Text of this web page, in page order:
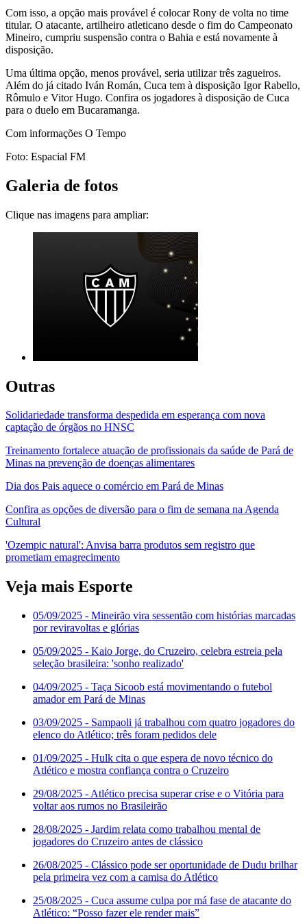
Com isso, a opção mais provável é colocar Rony de volta no time
titular. O atacante, artilheiro atleticano desde o fim do Campeonato
Mineiro, cumpriu suspensão contra o Bahia e está novamente à
disposição.
Uma última opção, menos provável, seria utilizar três zagueiros.
Além do já citado Iván Román, Cuca tem à disposição Igor Rabello,
Rômulo e Vitor Hugo. Confira os jogadores à disposição de Cuca
para o duelo em Bucaramanga.
Com informações O Tempo
Foto: Espacial FM
Galeria de fotos
Clique nas imagens para ampliar:
Outras
Solidariedade transforma despedida em esperança com nova
captação de órgãos no HNSC
Treinamento fortalece atuação de profissionais da saúde de Pará de
Minas na prevenção de doenças alimentares
Dia dos Pais aquece o comércio em Pará de Minas
Confira as opções de diversão para o fim de semana na Agenda
Cultural
'Ozempic natural': Anvisa barra produtos sem registro que
prometiam emagrecimento
Veja mais Esporte
05/09/2025 - Mineirão vira sessentão com histórias marcadas
por reviravoltas e glórias
05/09/2025 - Kaio Jorge, do Cruzeiro, celebra estreia pela
seleção brasileira: 'sonho realizado'
04/09/2025 - Taça Sicoob está movimentando o futebol
amador em Pará de Minas
03/09/2025 - Sampaoli já trabalhou com quatro jogadores do
elenco do Atlético; três foram pedidos dele
01/09/2025 - Hulk cita o que espera de novo técnico do
Atlético e mostra confiança contra o Cruzeiro
29/08/2025 - Atlético precisa superar crise e o Vitória para
voltar aos rumos no Brasileirão
28/08/2025 - Jardim relata como trabalhou mental de
jogadores do Cruzeiro antes de clássico
26/08/2025 - Clássico pode ser oportunidade de Dudu brilhar
pela primeira vez com a camisa do Atlético
25/08/2025 - Cuca assume culpa por má fase de atacante do
Atlético: “Posso fazer ele render mais”